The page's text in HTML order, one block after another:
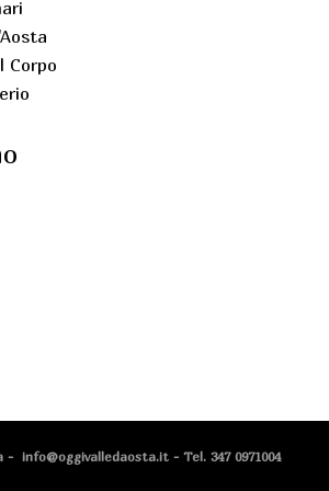
Corpo
- info@oggivalledaosta.it - Tel. 347 0971004